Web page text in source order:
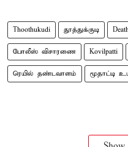
Thoothukudi தூத்துக்குடி
போலீஸ் விசாரணை Kovilpatti
ரெயில் தண்டவாளம் மூதாட்டி